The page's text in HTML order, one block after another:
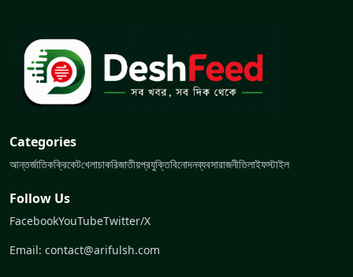
Categories
আন্তর্জাতিকক্রিকেটখেলাচাকরিজাতীয়প্রযুক্তিবিনোদনব্যবসারাজনীতিলাইফস্টাইল
Follow Us
FacebookYouTubeTwitter/X
Email: contact@arifulsh.com